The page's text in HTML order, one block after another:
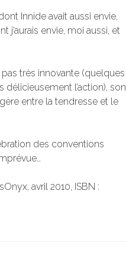
Innide avait aussi envie,
j’aurais envie, moi aussi, et
très innovante (quelques
l’action), son
entre la tendresse et le
des conventions
avril 2010, ISBN :